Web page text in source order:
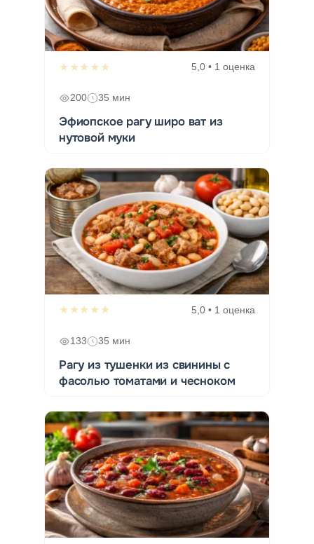
★★★★★ 5,0 • 1 оценка
200 35 мин
Эфиопское рагу широ ват из
нутовой муки
★★★★★ 5,0 • 1 оценка
133 35 мин
Рагу из тушенки из свинины с
фасолью томатами и чесноком